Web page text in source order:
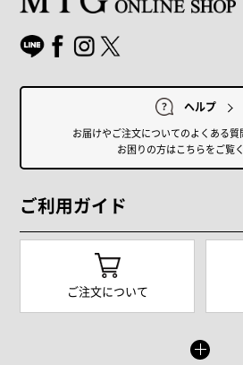
ヘルプ
お届けやご注文についてのよくある質
お困りの方はこちらをご覧く
ご利用ガイド
ご注文について